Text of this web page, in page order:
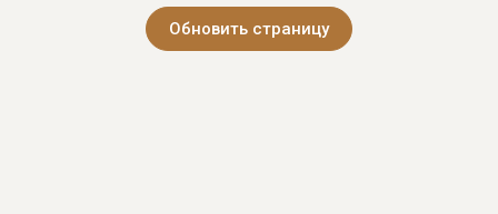
Обновить страницу